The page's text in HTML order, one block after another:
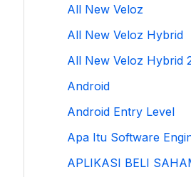
All New Veloz
All New Veloz Hybrid
All New Veloz Hybrid
Android
Android Entry Level
Apa Itu Software
APLIKASI BELI